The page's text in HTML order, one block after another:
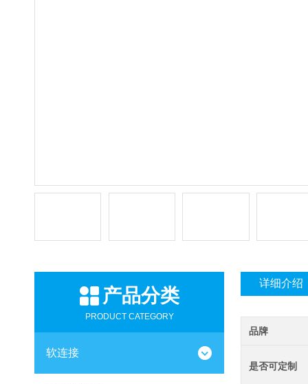
产品分类
PRODUCT CATEGORY
软连接
详细介绍
品牌
是否可定制